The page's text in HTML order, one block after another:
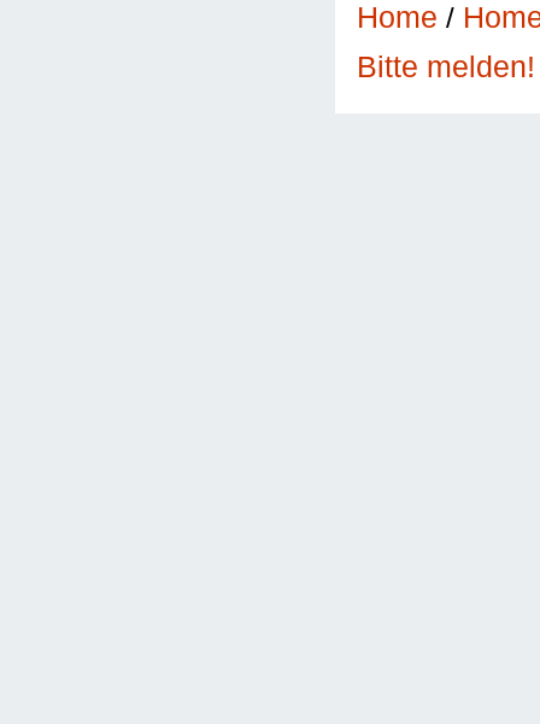
Home /
Bitte melden!